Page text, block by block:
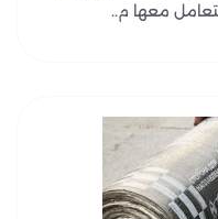
معها م..